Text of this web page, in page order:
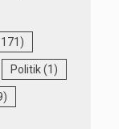
Politik(1)